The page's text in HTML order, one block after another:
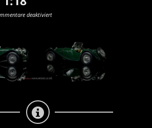
deaktiviertfür
Bburago
|
1:18